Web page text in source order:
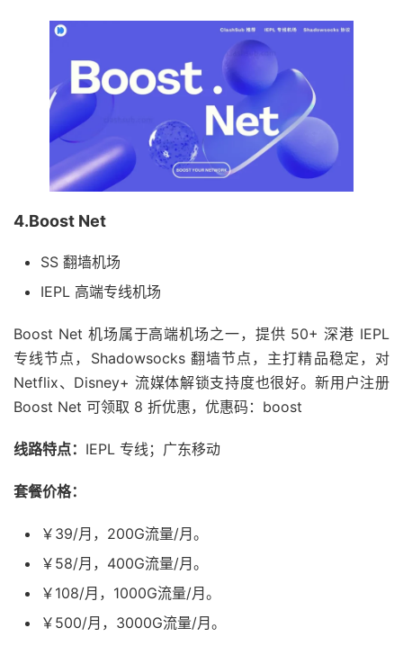
4.Boost Net
SS 翻墙机场
IEPL 高端专线机场
Boost Net 机场属于高端机场之一，提供 50+ 深港 IEPL
专线节点，Shadowsocks 翻墙节点，主打精品稳定，对
Netflix、Disney+ 流媒体解锁支持度也很好。新用户注册
Boost Net 可领取 8 折优惠，优惠码：boost
线路特点： IEPL 专线；广东移动
套餐价格：
￥39/月，200G流量/月。
￥58/月，400G流量/月。
￥108/月，1000G流量/月。
￥500/月，3000G流量/月。